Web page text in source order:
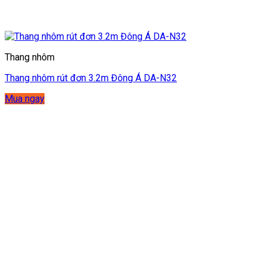
Thang nhôm
Thang nhôm rút đơn 3.2m Đông Á DA-N32
Mua ngay